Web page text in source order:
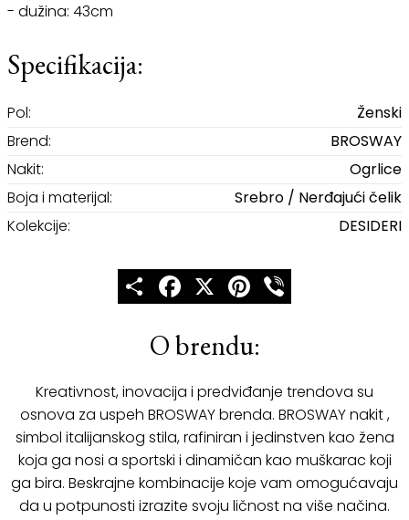
- dužina: 43cm
Specifikacija:
Pol:
Ženski
Brend:
BROSWAY
Nakit:
Ogrlice
Boja i materijal:
Srebro / Nerđajući čelik
Kolekcije:
DESIDERI
ShareFacebook
X Pinterest
O brendu:
Kreativnost, inovacija i predviđanje trendova su
osnova za uspeh BROSWAY brenda. BROSWAY nakit ,
simbol italijanskog stila, rafiniran i jedinstven kao žena
koja ga nosi a sportski i dinamičan kao muškarac koji
ga bira. Beskrajne kombinacije koje vam omogućavaju
da u potpunosti izrazite svoju ličnost na više načina.